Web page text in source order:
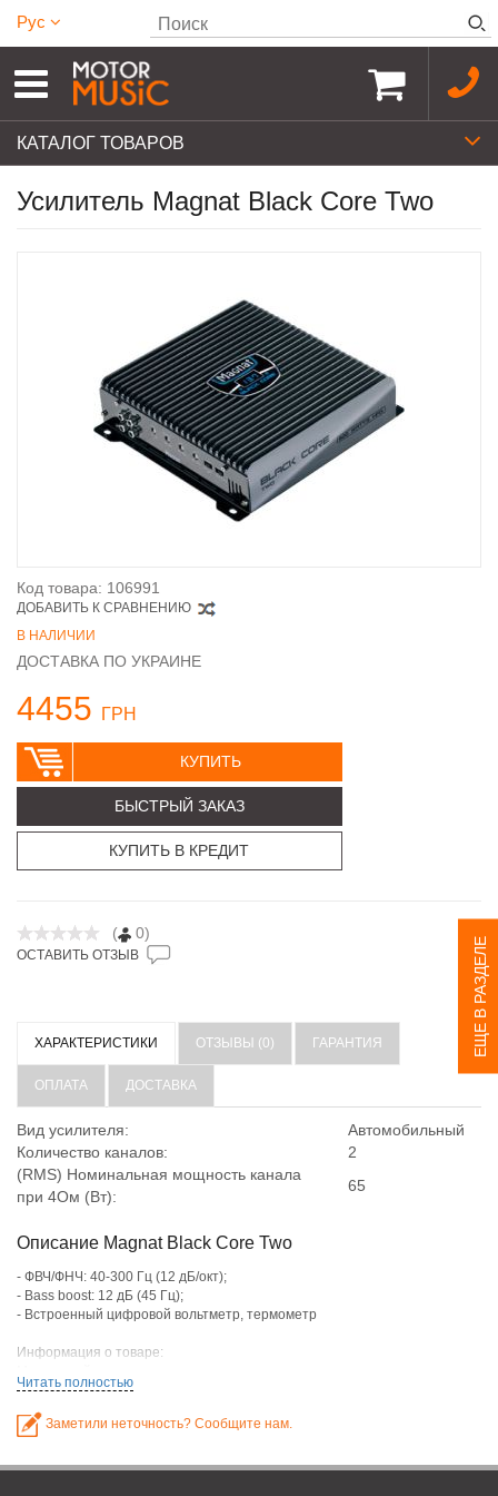
Рус
КАТАЛОГ ТОВАРОВ
ЕЩЕ В РАЗДЕЛЕ
Усилитель Magnat Black Core Two
Код товара: 106991
ДОБАВИТЬ К СРАВНЕНИЮ
В НАЛИЧИИ
ДОСТАВКА ПО УКРАИНЕ
4455 ГРН
КУПИТЬ
БЫСТРЫЙ ЗАКАЗ
КУПИТЬ В КРЕДИТ
( 0)
ОСТАВИТЬ ОТЗЫВ
ХАРАКТЕРИСТИКИ ОТЗЫВЫ (0) ГАРАНТИЯ
ОПЛАТА ДОСТАВКА
Вид усилителя:
Автомобильный
Количество каналов:
2
(RMS) Номинальная мощность канала
при 4Ом (Вт):
65
Описание Magnat Black Core Two
- ФВЧ/ФНЧ: 40-300 Гц (12 дБ/окт);
- Bass boost: 12 дБ (45 Гц);
- Встроенный цифровой вольтметр, термометр
Информация о товаре:
- Серия: Black Core
Усилитель
- Входная чувствительность: 0,4-4 В
- Номинальная мощность, 2 Ом: 2 х 100 Вт
Читать полностью
Заметили неточность? Сообщите нам.